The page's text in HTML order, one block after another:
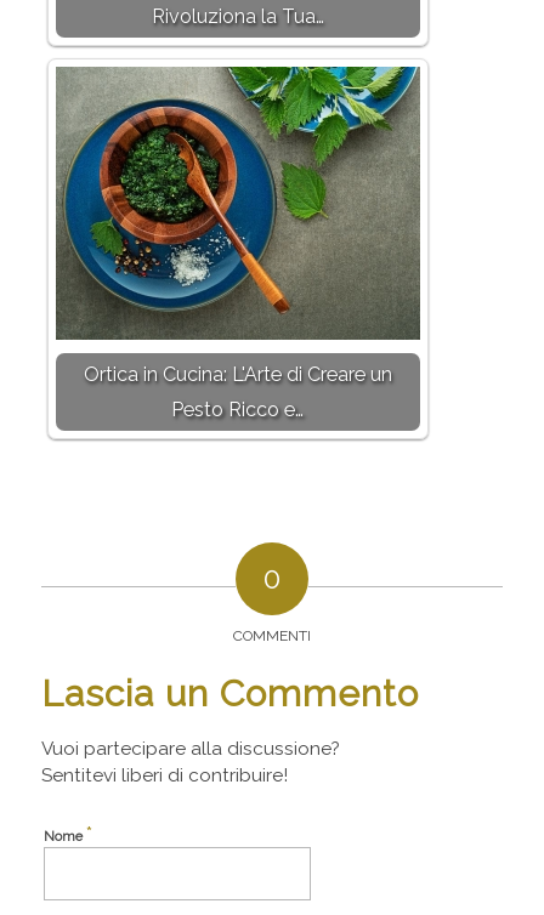
Rivoluziona la Tua…
Ortica in Cucina: L'Arte di Creare un
Pesto Ricco e…
0
COMMENTI
Lascia un Commento
Vuoi partecipare alla discussione?
Sentitevi liberi di contribuire!
Nome*